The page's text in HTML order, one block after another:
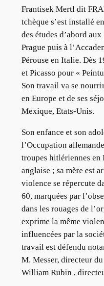
Frantisek Mertl dit
tchèque s’est installé
des études d’abord
Prague puis à
Pérouse en Italie. Dès
et Picasso pour «
Son travail va se
en Europe et de ses
Mexique, Etats-Unis.
Son enfance et son
l’Occupation
troupes hitlériennes en
anglaise ; sa mère est
violence se répercute
60, marquées par
dans les rouages de
exprime la même
influencées par la
travail est défendu
M. Messer, directeur
William Rubin ,